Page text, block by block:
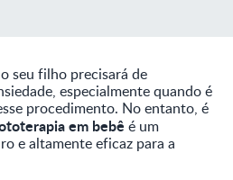
seu filho precisará de
especialmente quando é
procedimento. No entanto, é
em bebê é um
e altamente eficaz para a